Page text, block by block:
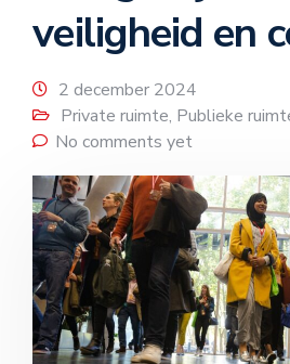
veiligheid en
2 december 2024
Private ruimte, Publieke
No comments yet